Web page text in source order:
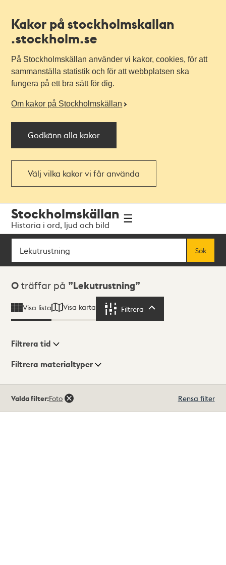
Kakor på stockholmskallan
.stockholm.se
På Stockholmskällan använder vi kakor, cookies, för att
sammanställa statistik och för att webbplatsen ska
fungera på ett bra sätt för dig.
Om kakor på Stockholmskällan
Godkänn alla kakor
Välj vilka kakor vi får använda
navigationen
huvudinnehållet
Stockholmskällan
Historia i ord, ljud och bild
Sök
Sök
Sökresultat
0 träffar på Lekutrustning
Visa lista Visa karta Filtrera
Visningsläge
Filtrera tid
Filtrera materialtyper
träffar
Valda filter:Foto Rensa filter